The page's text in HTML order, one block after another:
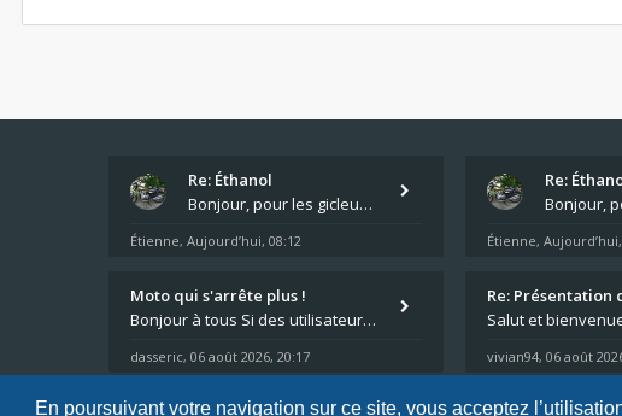
En poursuivant votre navigation sur ce site, vous acceptez
Re: Éthanol
Bonjour, pour les gicleurs, vous avez tout chez Motokristen à Bar sur Aube. https://www.motokristen.fr/ On peut aussi
Étienne, Aujourd’hui, 08:12
Re:
Étienne,
Moto qui s'arrête plus !
Bonjour à tous Si des utilisateurs ont des problèmes avec leur moto qui démarre plus, la mienne ne coupe plus :?: - Je
dasseric, 06 août 2026, 20:17
Re:
Salut et
vivian94, 06 août